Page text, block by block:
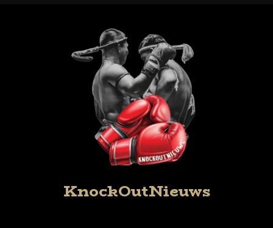
KnockOutNieuws